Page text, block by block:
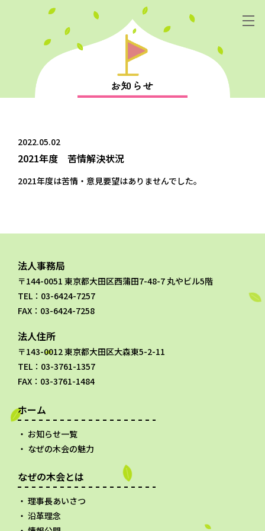
2022.05.02
2021年度 苦情解決状況
2021年度は苦情・意見要望はありませんでした。
法人事務局
〒144-0051 東京都大田区西蒲田7-48-7 丸やビル5階
TEL：03-6424-7257
FAX：03-6424-7258
法人住所
〒143-0012 東京都大田区大森東5-2-11
TEL：03-3761-1357
FAX：03-3761-1484
ホーム
お知らせ一覧
なぜの木会の魅力
なぜの木会とは
理事長あいさつ
沿革理念